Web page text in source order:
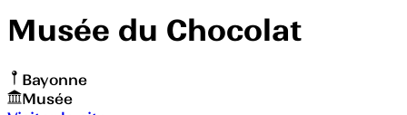
Musée du Chocolat
Bayonne
Musée